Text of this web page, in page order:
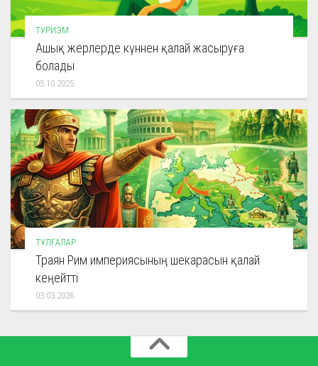
ТУРИЗМ
Ашық жерлерде күннен қалай жасыруға
болады
05.10.2025
ТҰЛҒАЛАР
Траян Рим империясының шекарасын қалай
кеңейтті
03.03.2026